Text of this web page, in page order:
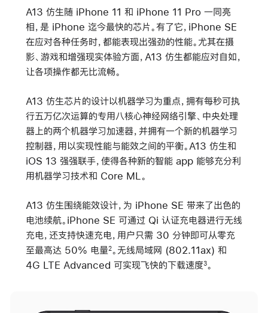
A13 仿生随 iPhone 11 和 iPhone 11 Pro 一同亮
相，是 iPhone 迄今最快的芯片。有了它，iPhone SE
在应对各种任务时，都能表现出强劲的性能。尤其在摄
影、游戏和增强现实体验方面，A13 仿生都能应对自如，
让各项操作都无比流畅。
A13 仿生芯片的设计以机器学习为重点，拥有每秒可执
行五万亿次运算的专用八核心神经网络引擎、中央处理
器上的两个机器学习加速器，并拥有一个新的机器学习
控制器，用以实现性能与能效之间的平衡。A13 仿生和
iOS 13 强强联手，使得各种新的智能 app 能够充分利
用机器学习技术和 Core ML。
A13 仿生围绕能效设计，为 iPhone SE 带来了出色的
电池续航。iPhone SE 可通过 Qi 认证充电器进行无线
充电，还支持快速充电，用户只需 30 分钟即可从零充
至最高达 50% 电量2。无线局域网 (802.11ax) 和
4G LTE Advanced 可实现飞快的下载速度 3。